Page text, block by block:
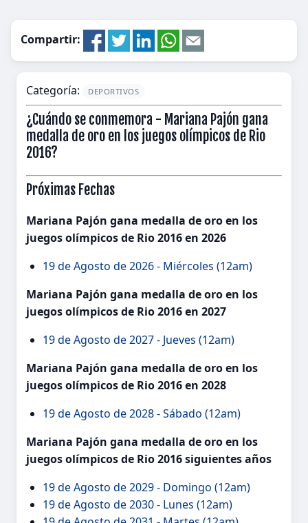
Compartir:
Categoría: DEPORTIVOS
¿Cuándo se conmemora - Mariana Pajón gana
medalla de oro en los juegos olímpicos de Rio
2016?
Próximas Fechas
Mariana Pajón gana medalla de oro en los
juegos olímpicos de Rio 2016 en 2026
19 de Agosto de 2026 - Miércoles (12am)
Mariana Pajón gana medalla de oro en los
juegos olímpicos de Rio 2016 en 2027
19 de Agosto de 2027 - Jueves (12am)
Mariana Pajón gana medalla de oro en los
juegos olímpicos de Rio 2016 en 2028
19 de Agosto de 2028 - Sábado (12am)
Mariana Pajón gana medalla de oro en los
juegos olímpicos de Rio 2016 siguientes años
19 de Agosto de 2029 - Domingo (12am)
19 de Agosto de 2030 - Lunes (12am)